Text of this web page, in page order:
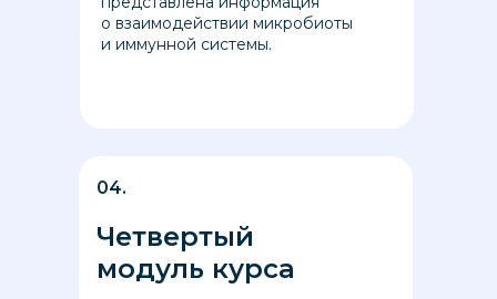
04.
Четвертый
модуль курса
о взаимодействии микробиоты
и иммунной системы.